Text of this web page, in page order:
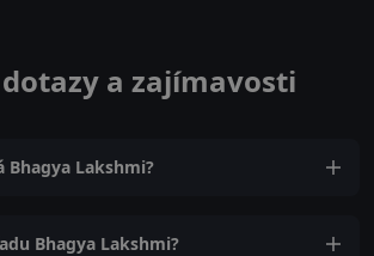
dotazy a zajímavosti
Bhagya Lakshmi?
Bhagya Lakshmi?